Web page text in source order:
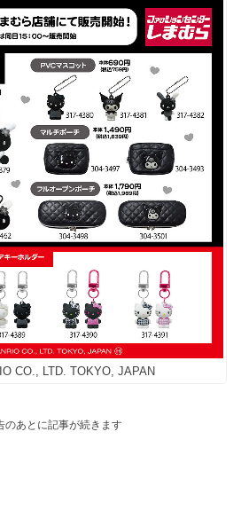
CO., LTD. TOKYO, JAPAN
のあとに記事が続きます